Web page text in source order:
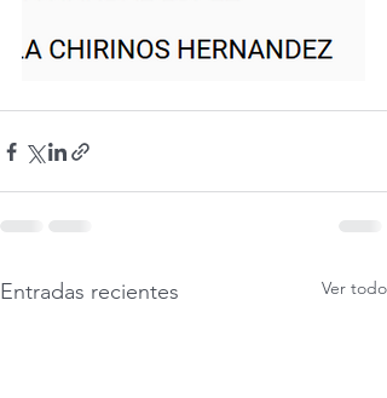
Entradas recientes Ver todo